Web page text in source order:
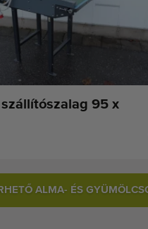
95 x
ALMA- ÉS